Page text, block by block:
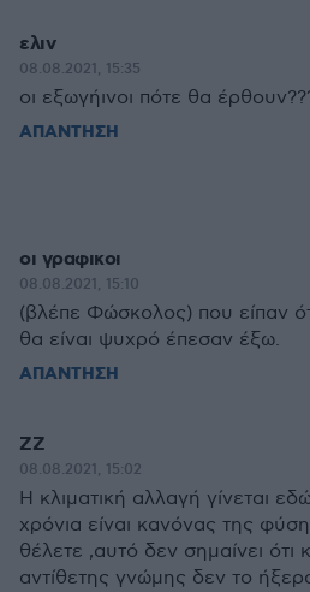
ελιν
08.08.2021, 15:35
οι εξωγήινοι πότε θα
ΑΠΑΝΤΗΣΗ
οι γραφικοι
08.08.2021, 15:10
(βλέπε Φώσκολος) που είπαν
θα είναι ψυχρό έπεσαν έξω.
ΑΠΑΝΤΗΣΗ
ZZ
08.08.2021, 15:02
Η κλιματική αλλαγή γίνεται
χρόνια είναι κανόνας της
θέλετε ,αυτό δεν σημαίνει ότι
αντίθετης γνώμης δεν το